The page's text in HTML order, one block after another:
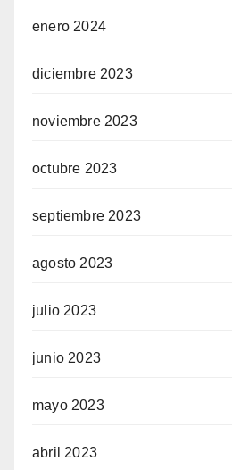
enero 2024
diciembre 2023
noviembre 2023
octubre 2023
septiembre 2023
agosto 2023
julio 2023
junio 2023
mayo 2023
abril 2023